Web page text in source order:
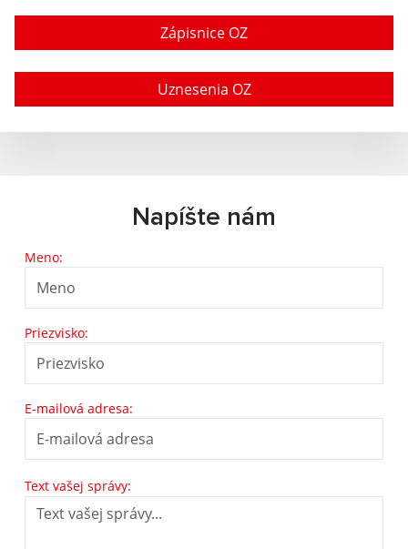
Zápisnice OZ
Uznesenia OZ
Napíšte nám
Meno:
Priezvisko:
E-mailová adresa:
Text vašej správy: